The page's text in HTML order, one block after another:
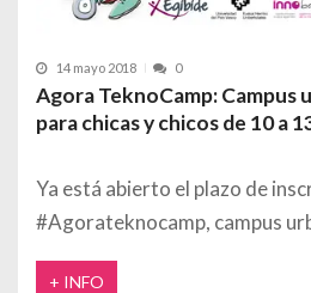
14 mayo 2018 0
Agora TeknoCamp:
para chicas y chicos de 10 a
Ya está abierto el plazo de
#Agorateknocamp, campus
+ INFO